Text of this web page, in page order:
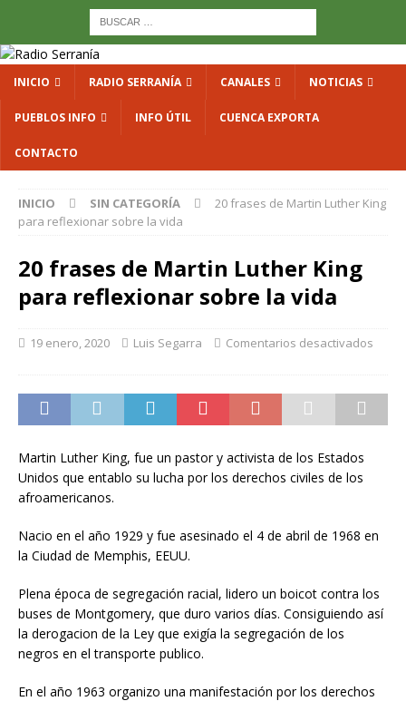
INICIO RADIO SERRANÍA CANALES NOTICIAS
PUEBLOS INFO INFO ÚTIL CUENCA EXPORTA
CONTACTO
INICIO SIN CATEGORÍA
20 frases de Martin Luther King
para reflexionar sobre la vida
20 frases de Martin Luther King
para reflexionar sobre la vida
19 enero, 2020 Luis Segarra Comentarios desactivados
Martin Luther King, fue un pastor y activista de los Estados
Unidos que entablo su lucha por los derechos civiles de los
afroamericanos.
Nacio en el año 1929 y fue asesinado el 4 de abril de 1968 en
la Ciudad de Memphis, EEUU.
Plena época de segregación racial, lidero un boicot contra los
buses de Montgomery, que duro varios días. Consiguiendo así
la derogacion de la Ley que exigía la segregación de los
negros en el transporte publico.
En el año 1963 organizo una manifestación por los derechos